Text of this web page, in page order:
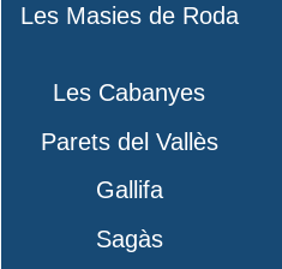
Les Masies de Roda
Les Cabanyes
Parets del Vallès
Gallifa
Sagàs